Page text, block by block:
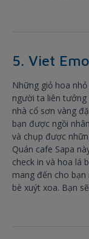
5. Viet
Những giỏ hoa
người ta liên tưởng
nhà cổ sơn vàng
bạn được ngồi
và chụp được
Quán cafe Sapa
check in và hoa lá
mang đến cho
bè xuýt xoa. Bạn